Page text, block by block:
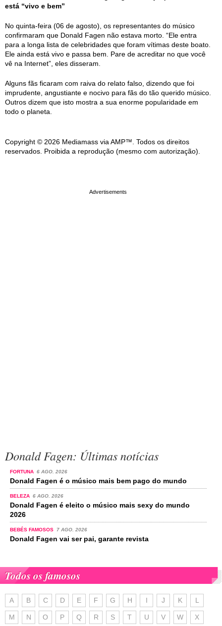
está “vivo e bem”
No quinta-feira (06 de agosto), os representantes do músico
confirmaram que Donald Fagen não estava morto. “Ele entra
para a longa lista de celebridades que foram vítimas deste boato.
Ele ainda está vivo e passa bem. Pare de acreditar no que você
vê na Internet”, eles disseram.
Alguns fãs ficaram com raiva do relato falso, dizendo que foi
imprudente, angustiante e nocivo para fãs do tão querido músico.
Outros dizem que isto mostra a sua enorme popularidade em
todo o planeta.
Copyright © 2026 Mediamass via AMP™. Todos os direitos
reservados. Proibida a reprodução (mesmo com autorização).
Donald Fagen: Últimas notícias
FORTUNA 6 AGO. 2026
Donald Fagen é o músico mais bem pago do mundo
BELEZA 6 AGO. 2026
Donald Fagen é eleito o músico mais sexy do mundo
2026
BEBÉS FAMOSOS 7 AGO. 2026
Donald Fagen vai ser pai, garante revista
Todos os famosos
A B C D E F G H I J K L
M N O P Q R S T U V W X